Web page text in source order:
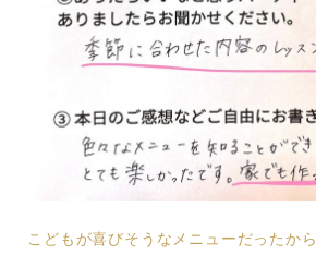
こどもが喜びそうなメニューだったから